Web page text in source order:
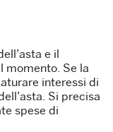
e il
momento. Se la
interessi di
Si precisa
spese di